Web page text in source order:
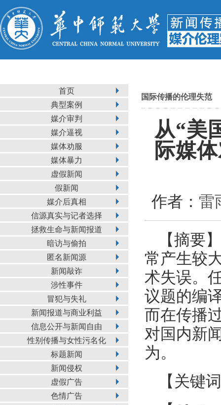
首页
典型案例
媒介审判
媒介逼视
媒体劝服
媒体暴力
虚假新闻
假新闻
媒介后真相
信源真实与记者选择
拯救生命与新闻报道
暗访与偷拍
匿名新闻源
新闻敲诈
涉性事件
冒犯与失礼
新闻报道与商业利益
信息公开与新闻自由
性别传播与女性污名化
标题新闻
新闻侵权
虚假广告
色情广告
国际传播的伦理失范
从“美
际媒
作者： 雷
【摘要
常产生较
术失误。
议题的编
而在传播
对国内新
为。
【关键